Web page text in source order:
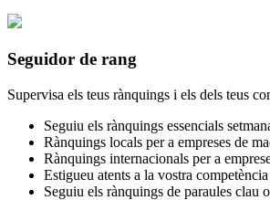
Seguidor de rang
Supervisa els teus rànquings i els dels teus
Seguiu els rànquings essencials
Rànquings locals per a empreses de
Rànquings internacionals per a
Estigueu atents a la vostra competència
Seguiu els rànquings de paraules clau